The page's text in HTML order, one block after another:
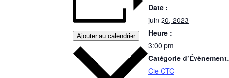
Ajouter au calendrier
Date :
juin 20, 2023
Heure :
3:00 pm
Catégorie d’Évènement:
Cie CTC